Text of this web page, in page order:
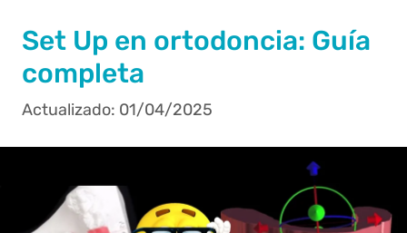
Set Up en ortodoncia: Guía
completa
01/04/2025